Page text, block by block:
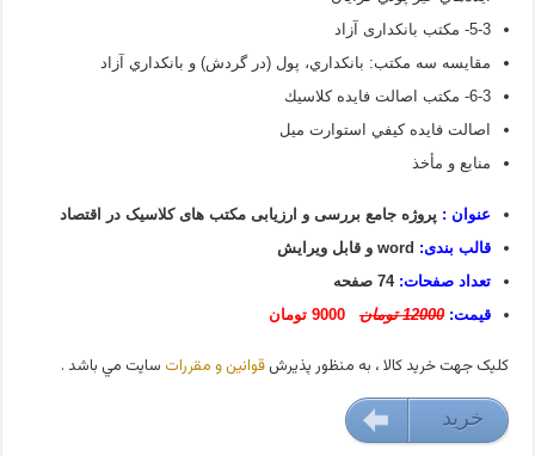
5-3- مکتب بانکداری آزاد
مقایسه سه مكتب: بانكداري، پول (در گردش) و بانكداري آزاد
6-3- مكتب اصالت فايده كلاسيك
اصالت فايده كيفي استوارت ميل
منابع و مأخذ
عنوان : پروژه جامع بررسی و ارزیابی مکتب های کلاسیک در اقتصاد
قالب بندی:
تعداد صفحات:74 صفحه
قیمت: 12000 تومان 9000 تومان
کليک جهت خريد کالا ، به منظور پذيرشقوانين و مقررات سايت مي باشد .
9000 تومان خريد